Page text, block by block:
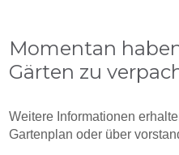
Momentan
Gärten zu
Weitere Informationen
Gartenplan oder über